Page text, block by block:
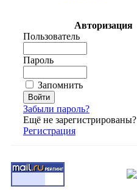
Авторизация
Пользователь
Пароль
Запомнить
Забыли пароль?
Ещё не зарегистрированы?
Регистрация